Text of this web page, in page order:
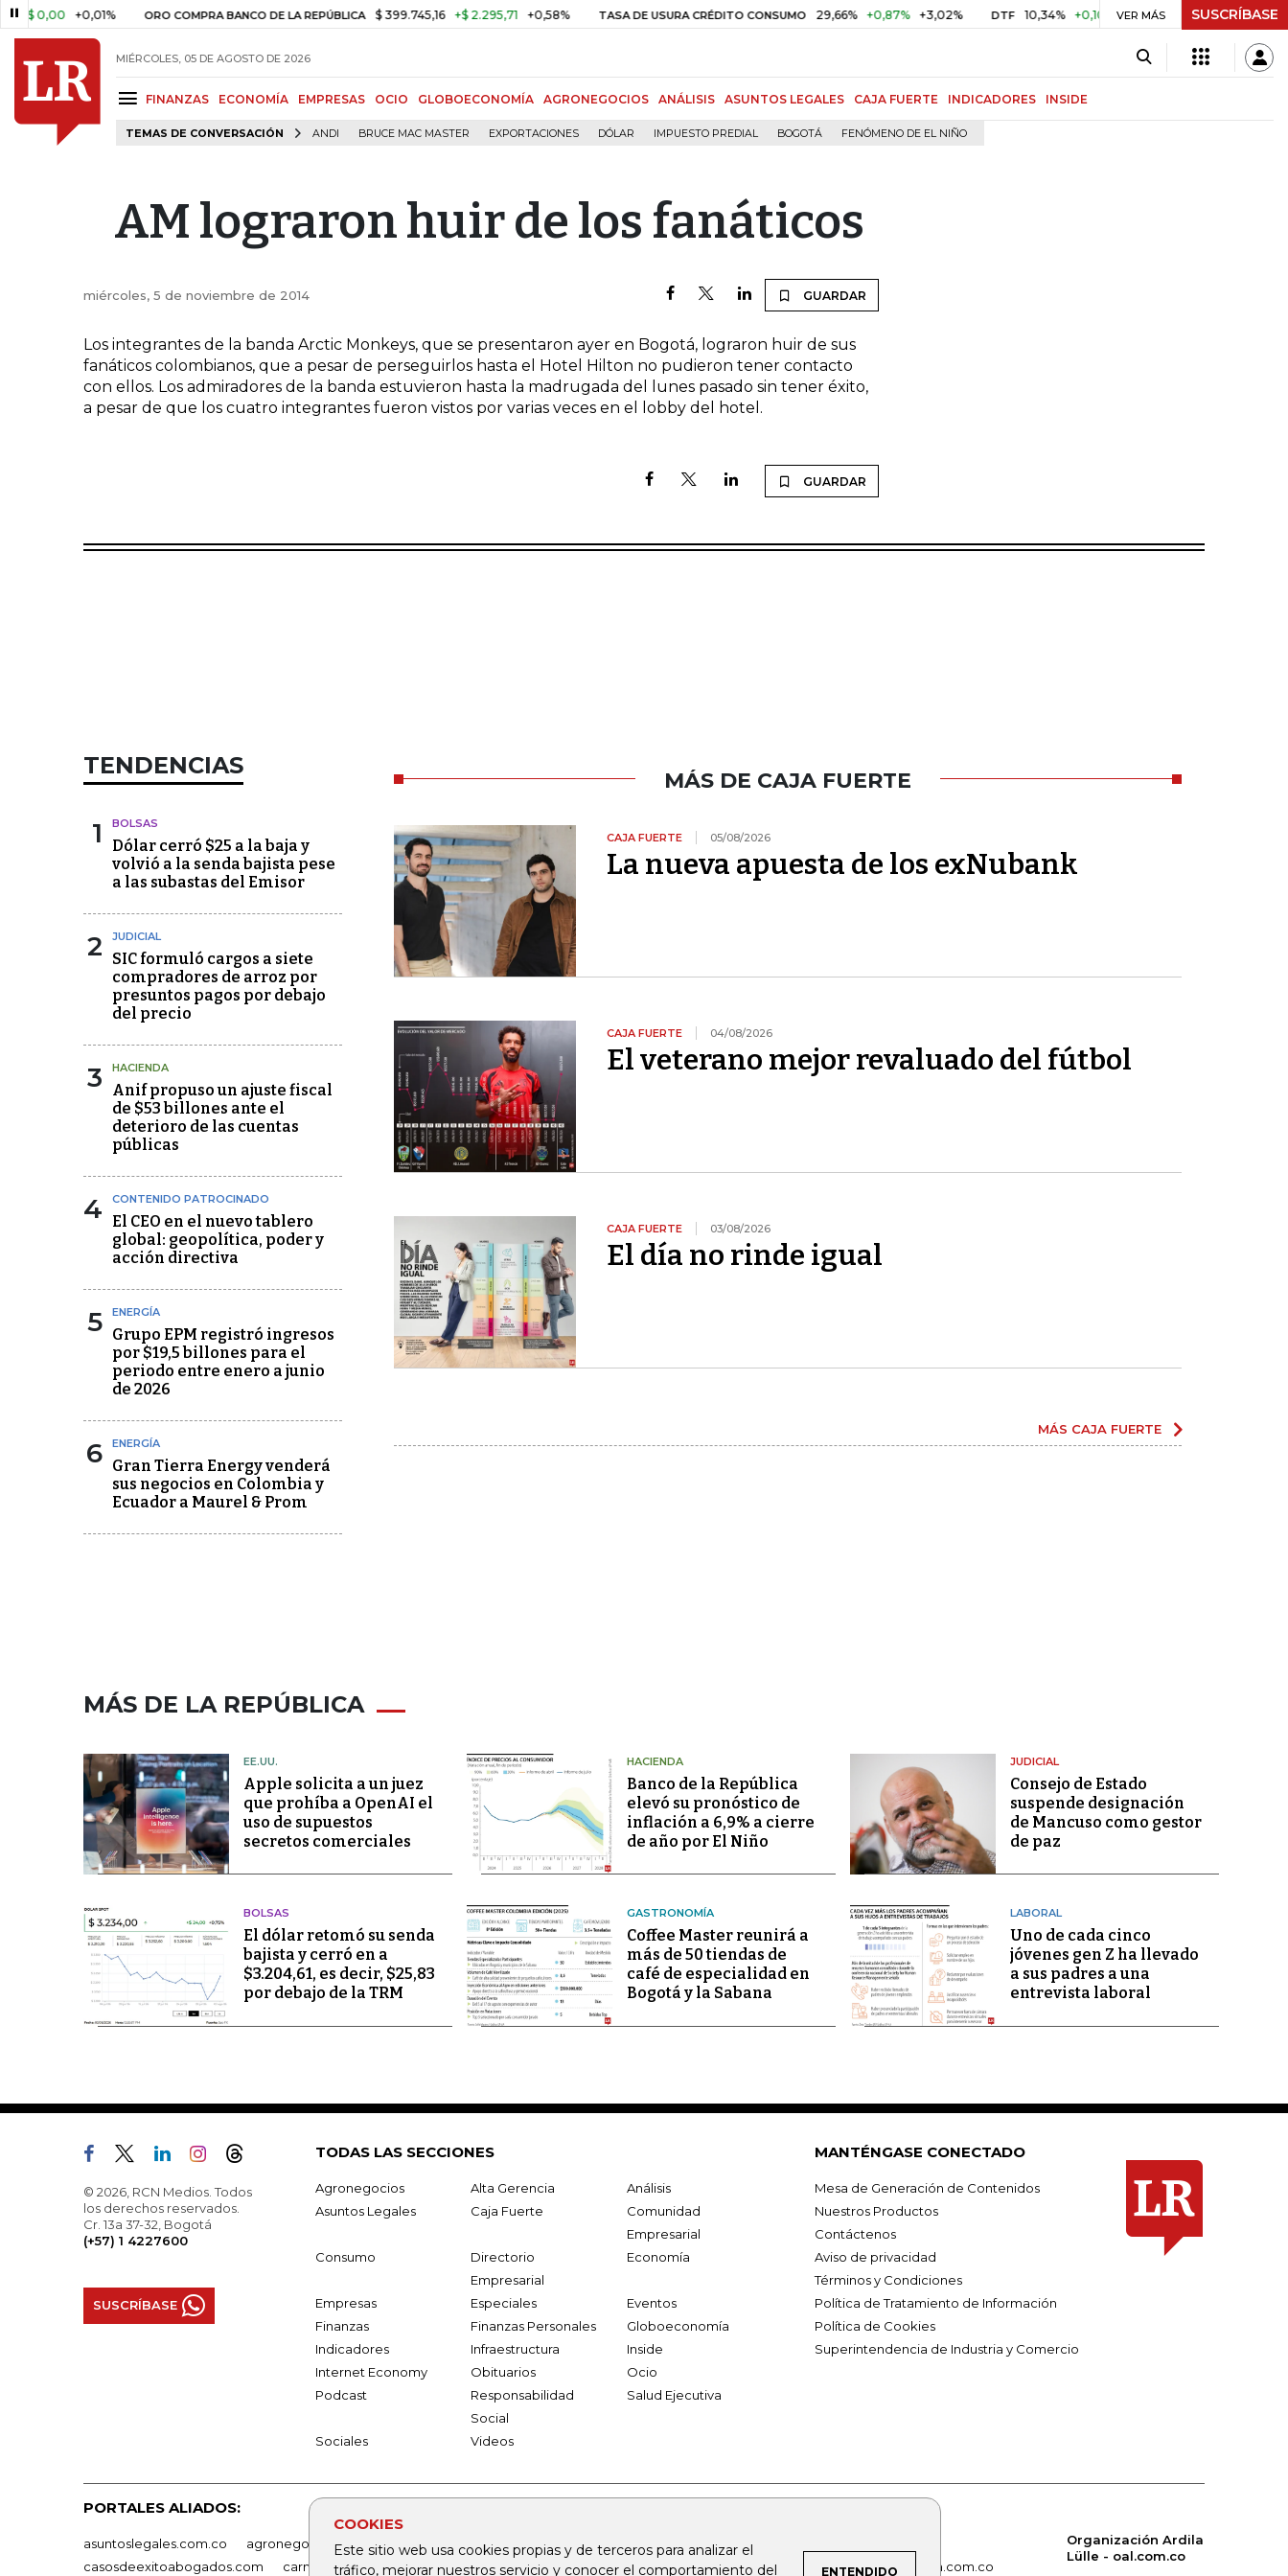
0,00 +0,01% ORO COMPRA BANCO DE LA REPÚBLICA $ 399.745,16 +$ 2.295,71 +0,58% TASA DE USURA CRÉDITO CONSUMO 29,66% +0,87% +3,02% DTF 10,34% +0,10% +0,98% UVR $ 416,81 +$
VER MÁS SUSCRÍBASE
MIÉRCOLES, 05 DE AGOSTO DE 2026
FINANZAS ECONOMÍA EMPRESAS OCIO GLOBOECONOMÍA AGRONEGOCIOS ANÁLISIS ASUNTOS LEGALES CAJA FUERTE INDICADORES INSIDE
TEMAS DE CONVERSACIÓN ANDI BRUCE MAC MASTER EXPORTACIONES DÓLAR IMPUESTO PREDIAL BOGOTÁ FENÓMENO DE EL NIÑO
COOKIES
Este sitio web usa cookies propias y de terceros para analizar el
tráfico, mejorar nuestros servicio y conocer el comportamiento del
ENTENDIDO
AM lograron huir de los fanáticos
miércoles, 5 de noviembre de 2014 GUARDAR
Los integrantes de la banda Arctic Monkeys, que se presentaron ayer en Bogotá, lograron huir de sus
fanáticos colombianos, que a pesar de perseguirlos hasta el Hotel Hilton no pudieron tener contacto
con ellos. Los admiradores de la banda estuvieron hasta la madrugada del lunes pasado sin tener éxito,
a pesar de que los cuatro integrantes fueron vistos por varias veces en el lobby del hotel.
GUARDAR
TENDENCIAS
1 BOLSAS
Dólar cerró $25 a la baja y
volvió a la senda bajista pese
a las subastas del Emisor
2 JUDICIAL
SIC formuló cargos a siete
compradores de arroz por
presuntos pagos por debajo
del precio
3 HACIENDA
Anif propuso un ajuste fiscal
de $53 billones ante el
deterioro de las cuentas
públicas
4 CONTENIDO PATROCINADO
El CEO en el nuevo tablero
global: geopolítica, poder y
acción directiva
5 ENERGÍA
Grupo EPM registró ingresos
por $19,5 billones para el
periodo entre enero a junio
de 2026
6 ENERGÍA
Gran Tierra Energy venderá
sus negocios en Colombia y
Ecuador a Maurel & Prom
MÁS DE CAJA FUERTE
CAJA FUERTE 05/08/2026
La nueva apuesta de los exNubank
CAJA FUERTE 04/08/2026
El veterano mejor revaluado del fútbol
CAJA FUERTE 03/08/2026
El día no rinde igual
MÁS CAJA FUERTE
MÁS DE LA REPÚBLICA
EE.UU.
Apple solicita a un juez
que prohíba a OpenAI el
uso de supuestos
secretos comerciales
HACIENDA
Banco de la República
elevó su pronóstico de
inflación a 6,9% a cierre
de año por El Niño
JUDICIAL
Consejo de Estado
suspende designación
de Mancuso como gestor
de paz
BOLSAS
El dólar retomó su senda
bajista y cerró en a
$3.204,61, es decir, $25,83
por debajo de la TRM
GASTRONOMÍA
Coffee Master reunirá a
más de 50 tiendas de
café de especialidad en
Bogotá y la Sabana
LABORAL
Uno de cada cinco
jóvenes gen Z ha llevado
a sus padres a una
entrevista laboral
© 2026, RCN Medios. Todos
los derechos reservados.
Cr. 13a 37-32, Bogotá
(+57) 1 4227600
SUSCRÍBASE
TODAS LAS SECCIONES
Agronegocios Alta Gerencia
Análisis
Asuntos Legales
Caja Fuerte
Comunidad
Empresarial
Consumo
Directorio
Empresarial
Economía
Empresas Especiales
Eventos
Finanzas
Finanzas Personales
Globoeconomía
Indicadores
Infraestructura
Inside
Internet Economy
Obituarios
Ocio
Podcast
Responsabilidad
Social
Salud Ejecutiva
Sociales Videos
MANTÉNGASE CONECTADO
Mesa de Generación de Contenidos
Nuestros Productos
Contáctenos
Aviso de privacidad
Términos y Condiciones
Política de Tratamiento de Información
Política de Cookies
Superintendencia de Industria y Comercio
PORTALES ALIADOS:
asuntoslegales.com.co agronegocios.co empresas.larepublica.co firmasdeabogados.com
bolsaencolombia.com
casosdeexitoabogados.com
carnavalindustriacultural.com canalrcn.com rcnradio.com noticiasrcn.com lafm.com.co alerta.com.co
Organización Ardila
Lülle - oal.com.co